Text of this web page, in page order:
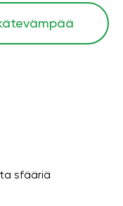
sfääriä